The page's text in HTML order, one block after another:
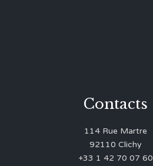
Contacts
114 Rue Martre
92110 Clichy
+33 1 42 70 07 60